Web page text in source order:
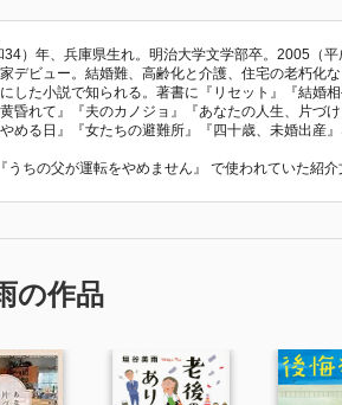
34）年、兵庫県生れ。明治大学文学部卒。2005（
デビュー。結婚難、高齢化と介護、住宅の老朽化
した小説で知られる。著書に『リセット』『結婚
昏れて』『夫のカノジョ』『あなたの人生、片づ
める日』『女たちの避難所』『四十歳、未婚出産』
うちの父が運転をやめません』 で使われていた紹介
の作品